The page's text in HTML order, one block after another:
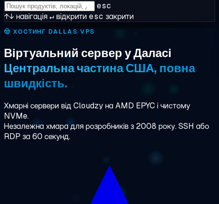
esc
↑↓ навігація↵відкрити esc закрити
🤠 ХОСТИНГ DALLAS VPS
Віртуальний сервер у Даласі
Центральна частина США, повна
швидкість.
Хмарні сервери від Cloudzy на AMD EPYC і чистому
NVMe.
Незалежна хмара для розробників з 2008 року. SSH або
RDP за 60 секунд.